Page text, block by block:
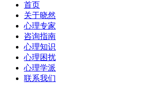
首页
关于晓然
心理专家
咨询指南
心理知识
心理困扰
心理学派
联系我们